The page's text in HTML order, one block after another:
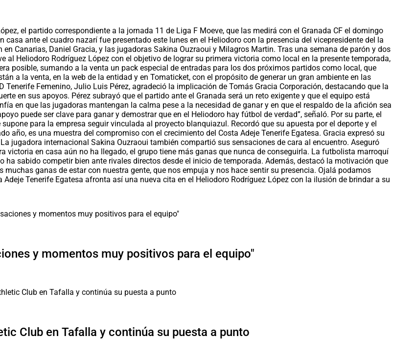
el partido correspondiente a la jornada 11 de Liga F Moeve, que las medirá con el Granada CF el domingo
ante el cuadro nazarí fue presentado este lunes en el Heliodoro con la presencia del vicepresidente del la
Canarias, Daniel Gracia, y las jugadoras Sakina Ouzraoui y Milagros Martin. Tras una semana de parón y dos
al Heliodoro Rodríguez López con el objetivo de lograr su primera victoria como local en la presente temporada,
posible, sumando a la venta un pack especial de entradas para los dos próximos partidos como local, que
a la venta, en la web de la entidad y en Tomaticket, con el propósito de generar un gran ambiente en las
Femenino, Julio Luis Pérez, agradeció la implicación de Tomás Gracia Corporación, destacando que la
en sus apoyos. Pérez subrayó que el partido ante el Granada será un reto exigente y que el equipo está
en que las jugadoras mantengan la calma pese a la necesidad de ganar y en que el respaldo de la afición sea
puede ser clave para ganar y demostrar que en el Heliodoro hay fútbol de verdad”, señaló. Por su parte, el
para la empresa seguir vinculada al proyecto blanquiazul. Recordó que su apuesta por el deporte y el
año, es una muestra del compromiso con el crecimiento del Costa Adeje Tenerife Egatesa. Gracia expresó su
jugadora internacional Sakina Ouzraoui también compartió sus sensaciones de cara al encuentro. Aseguró
victoria en casa aún no ha llegado, el grupo tiene más ganas que nunca de conseguirla. La futbolista marroquí
ha sabido competir bien ante rivales directos desde el inicio de temporada. Además, destacó la motivación que
ganas de estar con nuestra gente, que nos empuja y nos hace sentir su presencia. Ojalá podamos
Tenerife Egatesa afronta así una nueva cita en el Heliodoro Rodríguez López con la ilusión de brindar a su
y momentos muy positivos para el equipo"
Club en Tafalla y continúa su puesta a punto